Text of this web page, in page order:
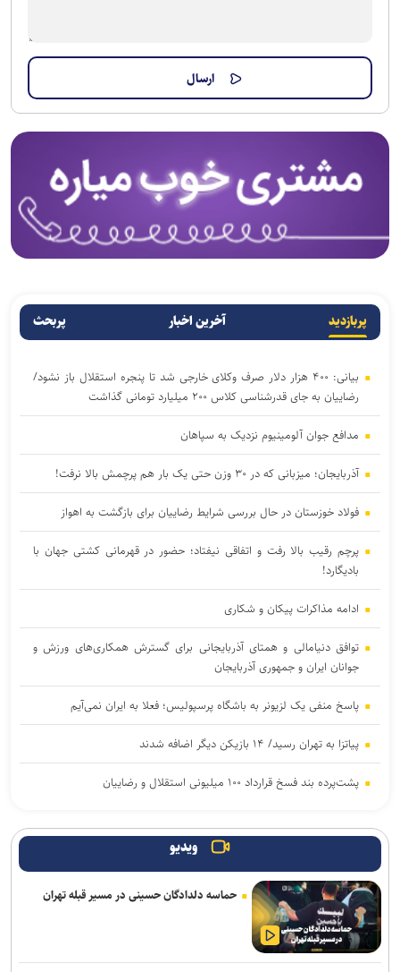
پربازدید آخرین اخبار پربحث
بیانی: ۴۰۰ هزار دلار صرف وکلای خارجی شد تا پنجره استقلال باز نشود/
رضاییان به جای قدرشناسی کلاس ۲۰۰ میلیارد تومانی گذاشت
مدافع جوان آلومینیوم نزدیک به سپاهان
آذربایجان؛ میزبانی که در ۳۰ وزن حتی یک بار هم پرچمش بالا نرفت!
فولاد خوزستان در حال بررسی شرایط رضاییان برای بازگشت به اهواز
پرچم رقیب بالا رفت و اتفاقی نیفتاد؛ حضور در قهرمانی کشتی جهان با
بادیگارد!
ادامه مذاکرات پیکان و شکاری
توافق دنیامالی و همتای آذربایجانی برای گسترش همکاری‌های ورزش و
جوانان ایران و جمهوری آذربایجان
پاسخ منفی یک لزیونر به باشگاه پرسپولیس؛ فعلا به ایران نمی‌آیم
پیاتزا به تهران رسید/ ۱۴ بازیکن دیگر اضافه شدند
پشت‌پرده بند فسخ قرارداد ۱۰۰ میلیونی استقلال و رضاییان
پایان شایعات در مورد جدایی؛ بیفوما در پرسپولیس ماندنی شد
موضع جدید نساجی درباره ایری و طاهری
سفر مربی جدید استقلال به ایران
ویدیو
حماسه دلدادگان حسینی در مسیر قبله تهران